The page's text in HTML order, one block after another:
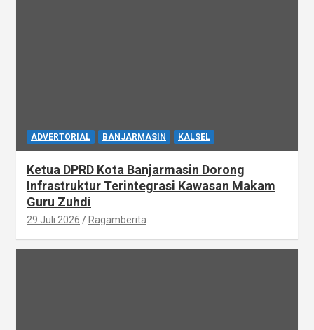
ADVERTORIAL BANJARMASIN KALSEL
Ketua DPRD Kota Banjarmasin Dorong
Infrastruktur Terintegrasi Kawasan Makam
Guru Zuhdi
29 Juli 2026 Ragamberita